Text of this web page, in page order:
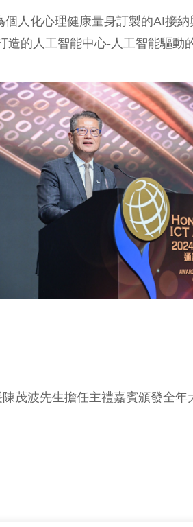
人化心理健康量身訂製的AI接納
的人工智能中心-人工智能驅動
茂波先生擔任主禮嘉賓頒發全年